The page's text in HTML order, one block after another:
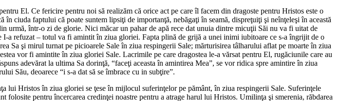
El. Ce fericire pentru noi să realizăm că orice act pe care îl facem din dragoste pentru Hristos este o
ciuda faptului că poate suntem lipsiţi de importanţă, nebăgaţi în seamă, dispreţuiţi şi neînţeleşi în această
urmă, într-o zi de glorie. Nici măcar un pahar de apă rece dat unuia dintre micuţii Săi nu va fi uitat de
a refuzat – totul va fi amintit în ziua gloriei. Fapta plină de grijă a unei inimi iubitoare ce s-a îngrijit de o
Sa şi mirul turnat pe picioarele Sale în ziua respingerii Sale; mărturisirea tâlharului aflat pe moarte în ziua
vor fi amintite în ziua gloriei Sale. Lacrimile pe care dragostea le-a vărsat pentru El, rugăciunile care au
adevărat la ultima Sa dorinţă, “faceţi aceasta în amintirea Mea”, se vor ridica spre amintire în ziua
Său, deoarece “i s-a dat să se îmbrace cu in subţire”.
lui Hristos în ziua gloriei se ţese în mijlocul suferinţelor pe pământ, în ziua respingerii Sale. Suferinţele
pentru încercarea credinţei noastre pentru a atrage harul lui Hristos. Umilinţa şi smerenia, răbdarea